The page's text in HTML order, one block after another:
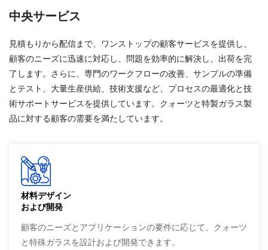
中央サービス
見積もりから配信まで、ワン​​ストップの顧客サービスを提供し、
顧客のニーズに迅速に対応し、問題を効率的に解決し、出荷を完
了します。さらに、専門のワークフローの改善、サンプルの準備
とテスト、大量生産供給、技術支援など、プロセスの最適化と技
術サポートサービスを提供しています。クォーツと特製ガラス製
品に対する顧客の需要を満たしています。
材料デザイン
および開発
顧客のニーズとアプリケーションの要件に応じて、クォーツ
と特殊ガラスを設計および開発できます。